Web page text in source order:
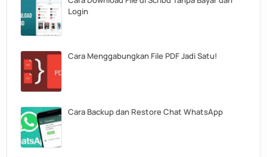
Login
Cara Menggabungkan File PDF Jadi Satu!
Cara Backup dan Restore Chat WhatsApp